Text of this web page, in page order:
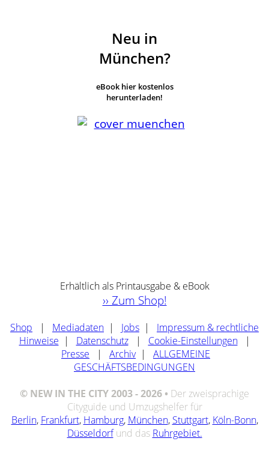
Neu in
München?
eBook hier kostenlos
herunterladen!
Erhältlich als Printausgabe & eBook
›› Zum Shop!
Shop | Mediadaten | Jobs | Impressum & rechtliche
Hinweise | Datenschutz | Cookie-Einstellungen
|
Presse | Archiv | ALLGEMEINE
GESCHÄFTSBEDINGUNGEN
© NEW IN THE CITY 2003 - 2026 • Der zweisprachige
Cityguide und Umzugshelfer für
Berlin, Frankfurt, Hamburg, München, Stuttgart, Köln-Bonn,
Düsseldorf und das Ruhrgebiet.